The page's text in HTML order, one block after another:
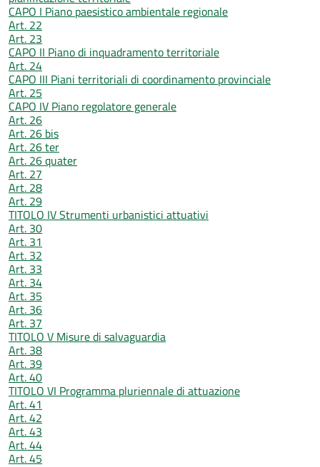
CAPO I Piano paesistico ambientale regionale
Art. 22
Art. 23
CAPO II Piano di inquadramento territoriale
Art. 24
CAPO III Piani territoriali di coordinamento provinciale
Art. 25
CAPO IV Piano regolatore generale
Art. 26
Art. 26 bis
Art. 26 ter
Art. 26 quater
Art. 27
Art. 28
Art. 29
TITOLO IV Strumenti urbanistici attuativi
Art. 30
Art. 31
Art. 32
Art. 33
Art. 34
Art. 35
Art. 36
Art. 37
TITOLO V Misure di salvaguardia
Art. 38
Art. 39
Art. 40
TITOLO VI Programma pluriennale di attuazione
Art. 41
Art. 42
Art. 43
Art. 44
Art. 45